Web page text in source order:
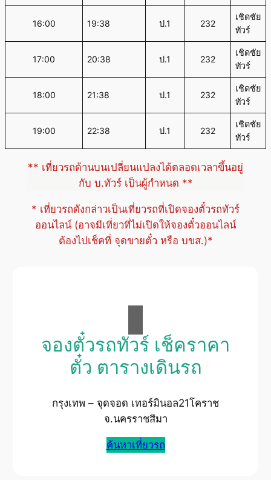
16:00 19:38 ป.1 232
เชิดชัย
ทัวร์
17:00 20:38 ป.1 232
เชิดชัย
ทัวร์
18:00 21:38 ป.1 232
เชิดชัย
ทัวร์
19:00 22:38 ป.1 232
เชิดชัย
ทัวร์
** เที่ยวรถด้านบนเปลี่ยนแปลงได้ตลอดเวลาขึ้นอยู่
กับ บ.ทัวร์ เป็นผู้กำหนด **
* เที่ยวรถดังกล่าวเป็นเที่ยวรถที่เปิดจองตั๋วรถทัวร์
ออนไลน์ (อาจมีเที่ยวที่ไม่เปิดให้จองตั๋วออนไลน์
ต้องไปเช็คที่ จุดขายตั๋ว หรือ บขส.)*
จองตั๋วรถทัวร์ เช็คราคา
ตั๋ว ตารางเดินรถ
กรุงเทพ – จุดจอด เทอร์มินอล21โคราช
จ.นครราชสีมา
ค้นหาเที่ยวรถ